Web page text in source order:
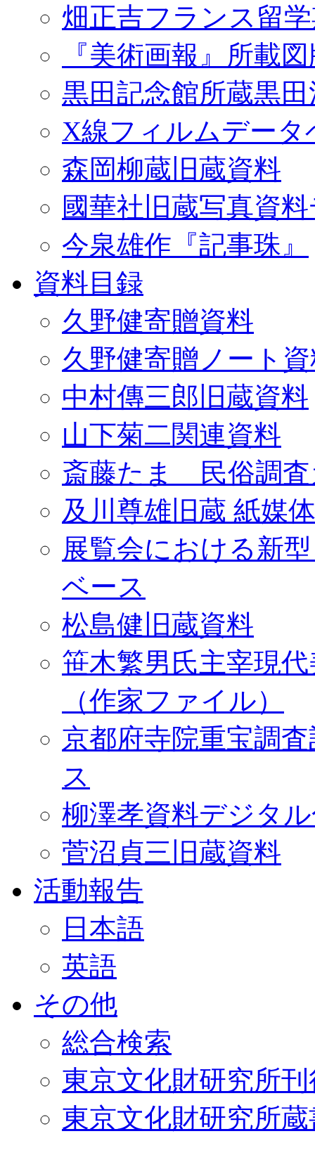
畑正吉フランス留
『美術画報』所載
黒田記念館所蔵黒
X線フィルムデータ
森岡柳蔵旧蔵資料
國華社旧蔵写真資
今泉雄作『記事珠』
資料目録
久野健寄贈資料
久野健寄贈ノート
中村傳三郎旧蔵資料
山下菊二関連資料
斎藤たま 民俗調査
及川尊雄旧蔵 紙媒
展覧会における新
ベース
松島健旧蔵資料
笹木繁男氏主宰現
（作家ファイル）
京都府寺院重宝調
ス
柳澤孝資料デジタ
菅沼貞三旧蔵資料
活動報告
日本語
英語
その他
総合検索
東京文化財研究所
東京文化財研究所